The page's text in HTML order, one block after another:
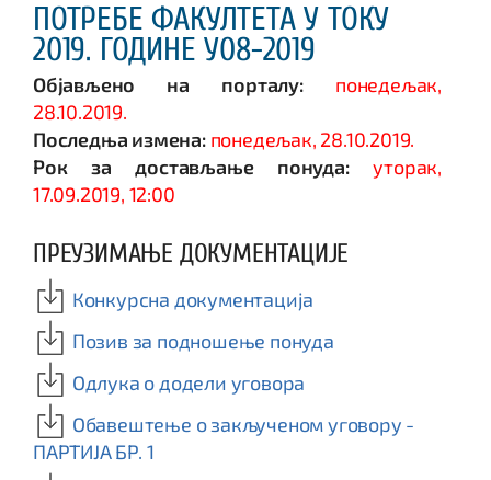
ПОТРЕБЕ ФАКУЛТЕТА У ТОКУ
2019. ГОДИНЕ У08-2019
Објављено на порталу:
понедељак,
28.10.2019.
Последња измена: понедељак, 28.10.2019.
Рок за достављање понуда:
уторак,
17.09.2019, 12:00
ПРЕУЗИМАЊЕ ДОКУМЕНТАЦИЈЕ
Конкурсна документација
Позив за подношење понуда
Одлука о додели уговора
Обавештење о закљученом уговору -
ПАРТИЈА БР. 1